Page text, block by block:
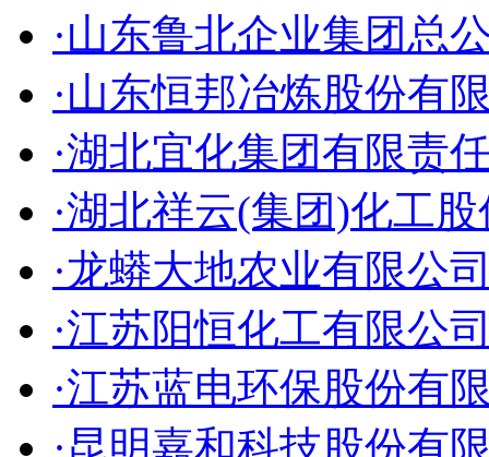
·山东鲁北企业集团总
·山东恒邦冶炼股份有
·湖北宜化集团有限责
·湖北祥云(集团)化工
·龙蟒大地农业有限公
·江苏阳恒化工有限公
·江苏蓝电环保股份有
·昆明嘉和科技股份有